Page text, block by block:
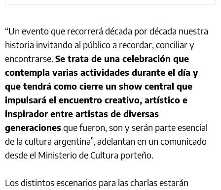
“Un evento que recorrerá década por década nuestra
historia invitando al público a recordar, conciliar y
encontrarse. Se trata de una celebración que
contempla varias actividades durante el día y
que tendrá como cierre un show central que
impulsará el encuentro creativo, artístico e
inspirador entre artistas de diversas
generacionesque fueron, son y serán parte esencial
de la cultura argentina”, adelantan en un comunicado
desde el Ministerio de Cultura porteño.
Los distintos escenarios para las charlas estarán